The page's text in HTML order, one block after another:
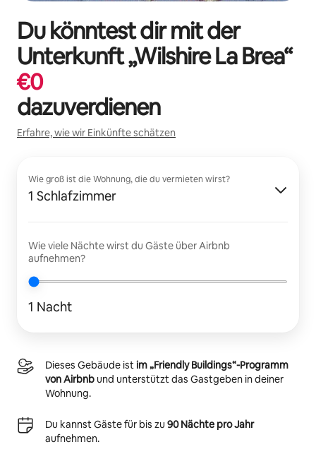
Du könntest dir mit der
Unterkunft „Wilshire La Brea“
€0
dazuverdienen
Erfahre, wie wir Einkünfte schätzen
Wie groß ist die Wohnung, die du vermieten wirst?
1 Schlafzimmer
Wie viele Nächte wirst du Gäste über Airbnb
aufnehmen?
1 Nacht
Dieses Gebäude istim „Friendly Buildings“-Programm
von Airbnbund unterstützt das Gastgeben in deiner
Wohnung.
Du kannst Gäste für bis zu 90 Nächte pro Jahr
aufnehmen.